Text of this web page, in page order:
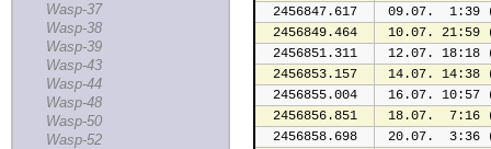
Wasp-37
Wasp-38
Wasp-39
Wasp-43
Wasp-44
Wasp-48
Wasp-50
Wasp-52
2456847.617
09.07.  1:39
2456849.464
10.07. 21:59
2456851.311
12.07. 18:18
2456853.157
14.07. 14:38
2456855.004
16.07. 10:57
2456856.851
18.07.  7:16
2456858.698
20.07.  3:36